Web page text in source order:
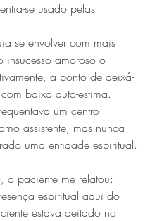
se usado pelas
se envolver com mais
insucesso amoroso o
a ponto de deixá-
baixa auto-estima.
um centro
assistente, mas nunca
uma entidade espiritual.
o paciente me relatou:
espiritual aqui do
estava deitado no